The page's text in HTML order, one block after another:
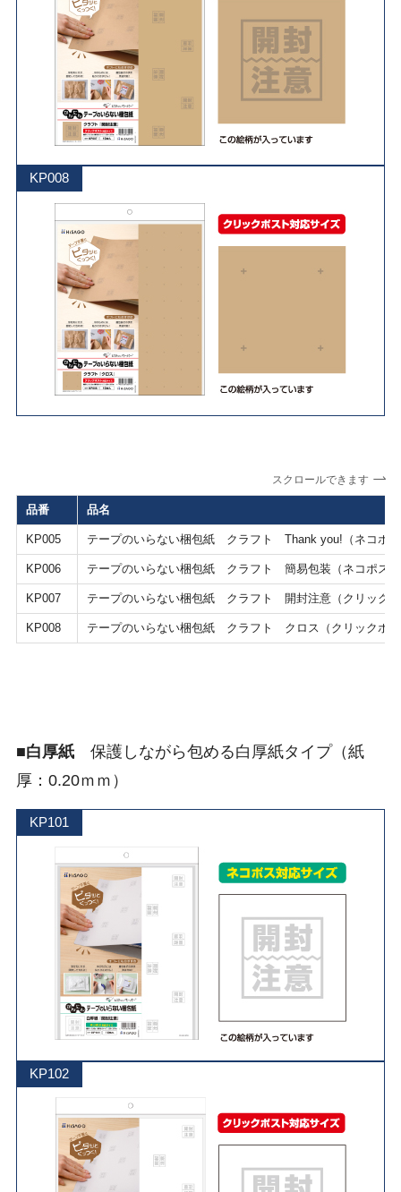
KP008
スクロールできます
品番 品名
KP005 テープのいらない梱包紙 クラフト Thank you!（ネコポ
KP006 テープのいらない梱包紙 クラフト 簡易包装（ネコポス
KP007 テープのいらない梱包紙 クラフト 開封注意（クリック
KP008 テープのいらない梱包紙 クラフト クロス（クリックポ
■白厚紙保護しながら包める白厚紙タイプ（紙
厚：0.20ｍｍ）
KP101
KP102